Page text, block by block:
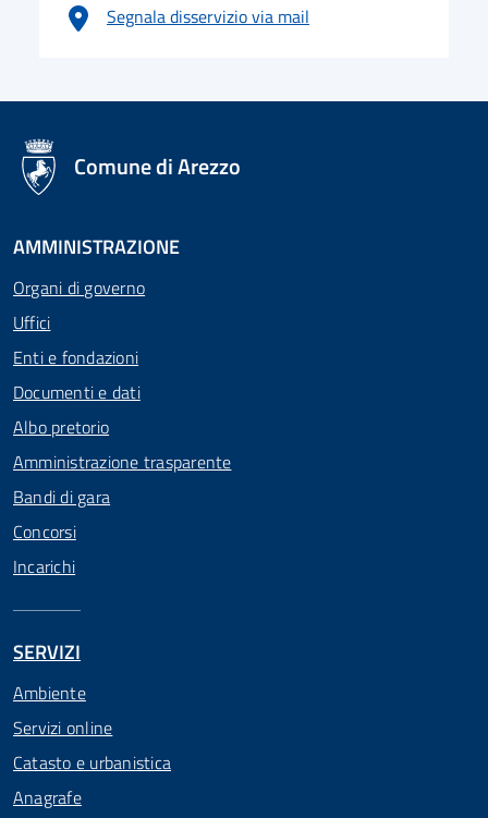
Segnala disservizio via mail
logo Unione Europea
Comune di Arezzo
AMMINISTRAZIONE
Organi di governo
Uffici
Enti e fondazioni
Documenti e dati
Albo pretorio
Amministrazione trasparente
Bandi di gara
Concorsi
Incarichi
SERVIZI
Ambiente
Servizi online
Catasto e urbanistica
Anagrafe